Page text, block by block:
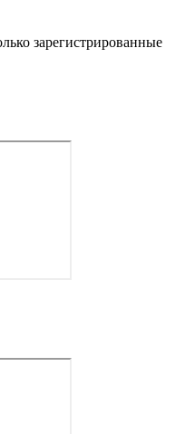
зарегистрированные